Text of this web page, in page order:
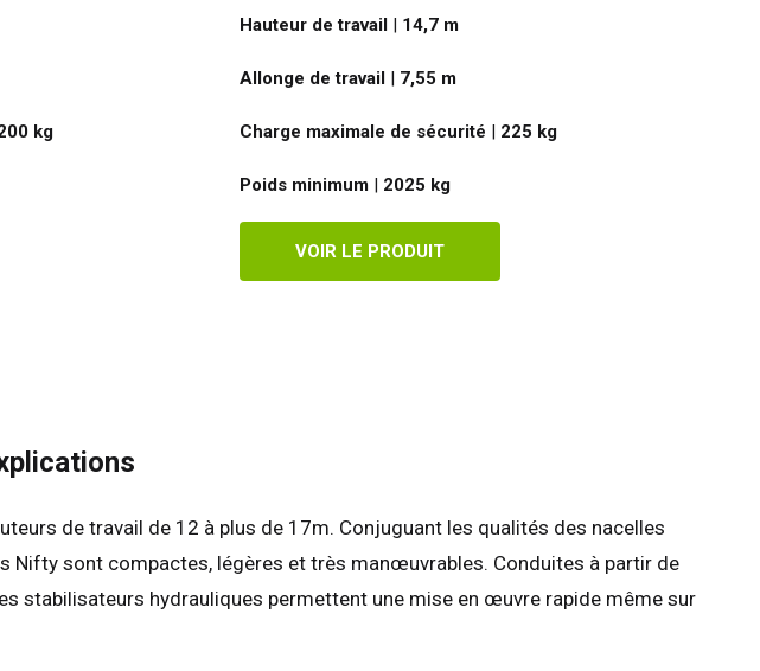
kg
Hauteur de travail| 14,7 m
Allonge de travail| 7,55 m
Charge maximale de sécurité | 225 kg
Poids minimum| 2025 kg
VOIR LE PRODUIT
de travail de 12 à plus de 17m. Conjuguant les qualités des nacelles
sont compactes, légères et très manœuvrables. Conduites à partir de
stabilisateurs hydrauliques permettent une mise en œuvre rapide même sur